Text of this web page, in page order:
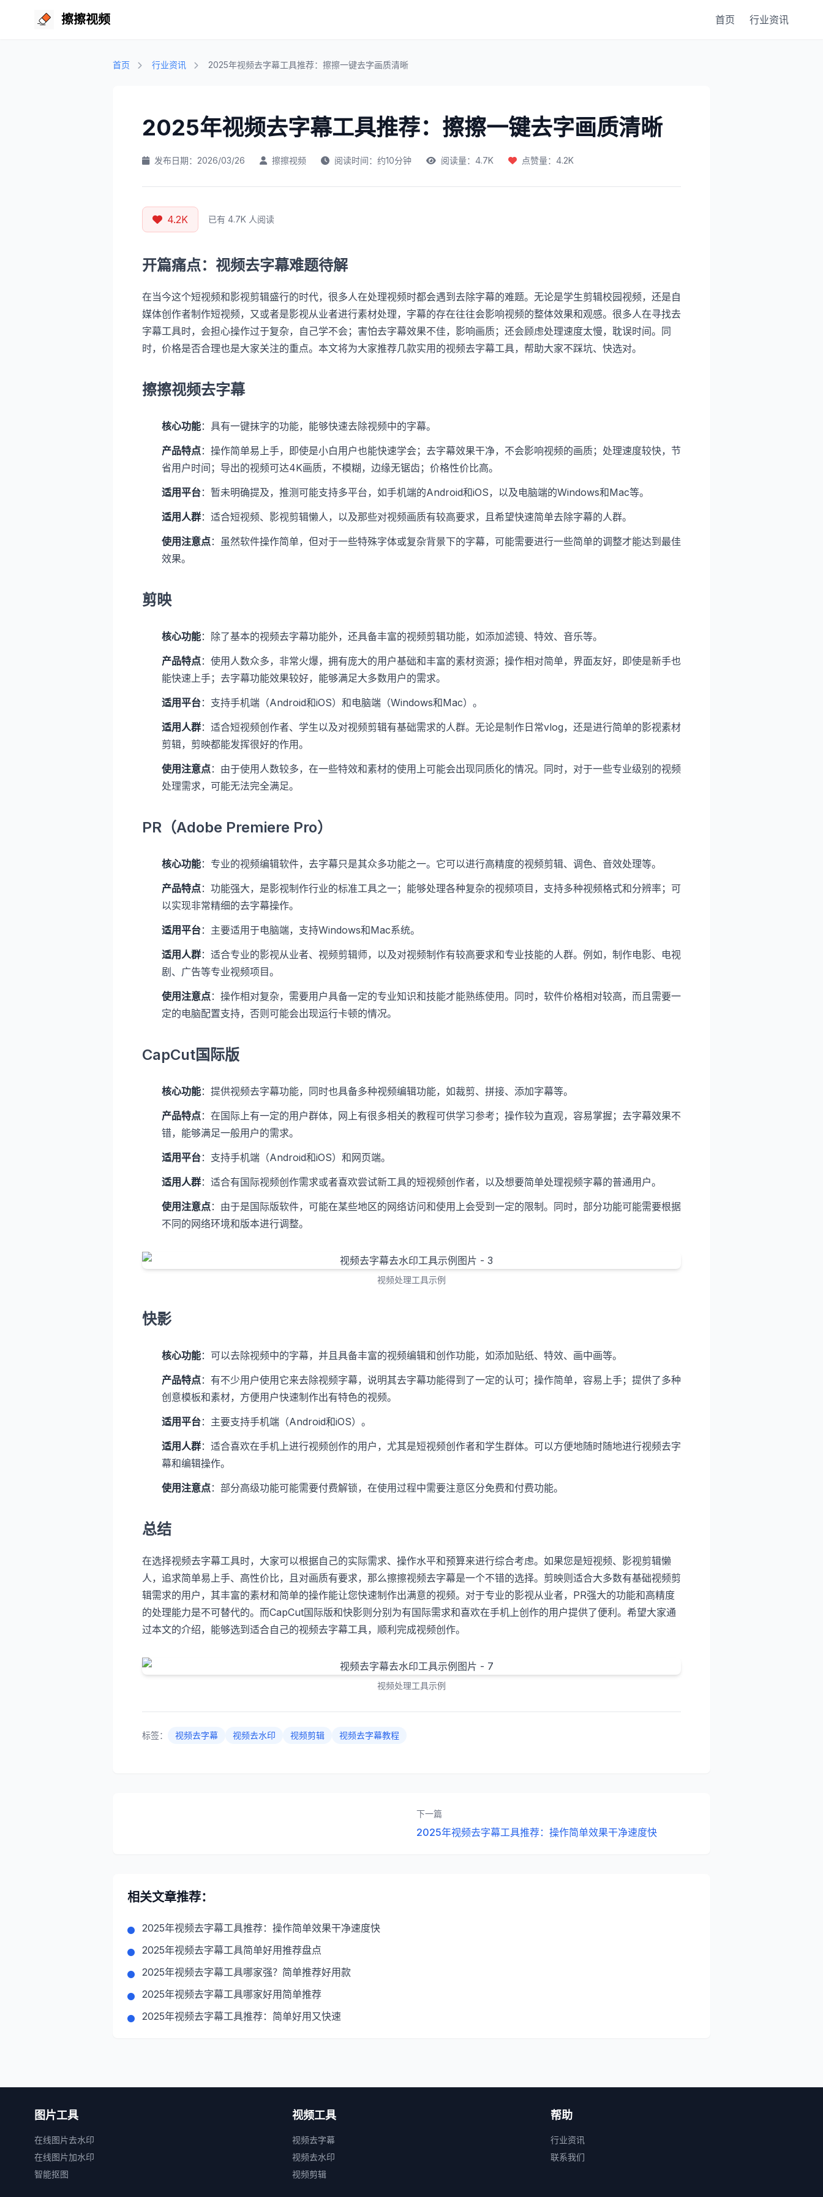
擦擦视频 首页 行业资讯
首页 行业资讯 2025年视频去字幕工具推荐：擦擦一键去字画质清晰
2025年视频去字幕工具推荐：擦擦一键去字画质清晰
发布日期：2026/03/26 擦擦视频 阅读时间：约10分钟 阅读量：4.7K 点赞量：4.2K
4.2K 已有 4.7K 人阅读
开篇痛点：视频去字幕难题待解
在当今这个短视频和影视剪辑盛行的时代，很多人在处理视频时都会遇到去除字幕的难题。无论是学生剪辑校园视频，还是自
媒体创作者制作短视频，又或者是影视从业者进行素材处理，字幕的存在往往会影响视频的整体效果和观感。很多人在寻找去
字幕工具时，会担心操作过于复杂，自己学不会；害怕去字幕效果不佳，影响画质；还会顾虑处理速度太慢，耽误时间。同
时，价格是否合理也是大家关注的重点。本文将为大家推荐几款实用的视频去字幕工具，帮助大家不踩坑、快选对。
擦擦视频去字幕
核心功能：具有一键抹字的功能，能够快速去除视频中的字幕。
产品特点：操作简单易上手，即使是小白用户也能快速学会；去字幕效果干净，不会影响视频的画质；处理速度较快，节
省用户时间；导出的视频可达4K画质，不模糊，边缘无锯齿；价格性价比高。
适用平台：暂未明确提及，推测可能支持多平台，如手机端的Android和iOS，以及电脑端的Windows和Mac等。
适用人群：适合短视频、影视剪辑懒人，以及那些对视频画质有较高要求，且希望快速简单去除字幕的人群。
使用注意点：虽然软件操作简单，但对于一些特殊字体或复杂背景下的字幕，可能需要进行一些简单的调整才能达到最佳
效果。
剪映
核心功能：除了基本的视频去字幕功能外，还具备丰富的视频剪辑功能，如添加滤镜、特效、音乐等。
产品特点：使用人数众多，非常火爆，拥有庞大的用户基础和丰富的素材资源；操作相对简单，界面友好，即使是新手也
能快速上手；去字幕功能效果较好，能够满足大多数用户的需求。
适用平台：支持手机端（Android和iOS）和电脑端（Windows和Mac）。
适用人群：适合短视频创作者、学生以及对视频剪辑有基础需求的人群。无论是制作日常vlog，还是进行简单的影视素材
剪辑，剪映都能发挥很好的作用。
使用注意点：由于使用人数较多，在一些特效和素材的使用上可能会出现同质化的情况。同时，对于一些专业级别的视频
处理需求，可能无法完全满足。
PR（Adobe Premiere Pro）
核心功能：专业的视频编辑软件，去字幕只是其众多功能之一。它可以进行高精度的视频剪辑、调色、音效处理等。
产品特点：功能强大，是影视制作行业的标准工具之一；能够处理各种复杂的视频项目，支持多种视频格式和分辨率；可
以实现非常精细的去字幕操作。
适用平台：主要适用于电脑端，支持Windows和Mac系统。
适用人群：适合专业的影视从业者、视频剪辑师，以及对视频制作有较高要求和专业技能的人群。例如，制作电影、电视
剧、广告等专业视频项目。
使用注意点：操作相对复杂，需要用户具备一定的专业知识和技能才能熟练使用。同时，软件价格相对较高，而且需要一
定的电脑配置支持，否则可能会出现运行卡顿的情况。
CapCut国际版
核心功能：提供视频去字幕功能，同时也具备多种视频编辑功能，如裁剪、拼接、添加字幕等。
产品特点：在国际上有一定的用户群体，网上有很多相关的教程可供学习参考；操作较为直观，容易掌握；去字幕效果不
错，能够满足一般用户的需求。
适用平台：支持手机端（Android和iOS）和网页端。
适用人群：适合有国际视频创作需求或者喜欢尝试新工具的短视频创作者，以及想要简单处理视频字幕的普通用户。
使用注意点：由于是国际版软件，可能在某些地区的网络访问和使用上会受到一定的限制。同时，部分功能可能需要根据
不同的网络环境和版本进行调整。
视频处理工具示例
快影
核心功能：可以去除视频中的字幕，并且具备丰富的视频编辑和创作功能，如添加贴纸、特效、画中画等。
产品特点：有不少用户使用它来去除视频字幕，说明其去字幕功能得到了一定的认可；操作简单，容易上手；提供了多种
创意模板和素材，方便用户快速制作出有特色的视频。
适用平台：主要支持手机端（Android和iOS）。
适用人群：适合喜欢在手机上进行视频创作的用户，尤其是短视频创作者和学生群体。可以方便地随时随地进行视频去字
幕和编辑操作。
使用注意点：部分高级功能可能需要付费解锁，在使用过程中需要注意区分免费和付费功能。
总结
在选择视频去字幕工具时，大家可以根据自己的实际需求、操作水平和预算来进行综合考虑。如果您是短视频、影视剪辑懒
人，追求简单易上手、高性价比，且对画质有要求，那么擦擦视频去字幕是一个不错的选择。剪映则适合大多数有基础视频剪
辑需求的用户，其丰富的素材和简单的操作能让您快速制作出满意的视频。对于专业的影视从业者，PR强大的功能和高精度
的处理能力是不可替代的。而CapCut国际版和快影则分别为有国际需求和喜欢在手机上创作的用户提供了便利。希望大家通
过本文的介绍，能够选到适合自己的视频去字幕工具，顺利完成视频创作。
视频处理工具示例
标签： 视频去字幕 视频去水印 视频剪辑 视频去字幕教程
下一篇
2025年视频去字幕工具推荐：操作简单效果干净速度快
相关文章推荐：
2025年视频去字幕工具推荐：操作简单效果干净速度快
2025年视频去字幕工具简单好用推荐盘点
2025年视频去字幕工具哪家强？简单推荐好用款
2025年视频去字幕工具哪家好用简单推荐
2025年视频去字幕工具推荐：简单好用又快速
图片工具
在线图片去水印
在线图片加水印
智能抠图
视频工具
视频去字幕
视频去水印
视频剪辑
帮助
行业资讯
联系我们